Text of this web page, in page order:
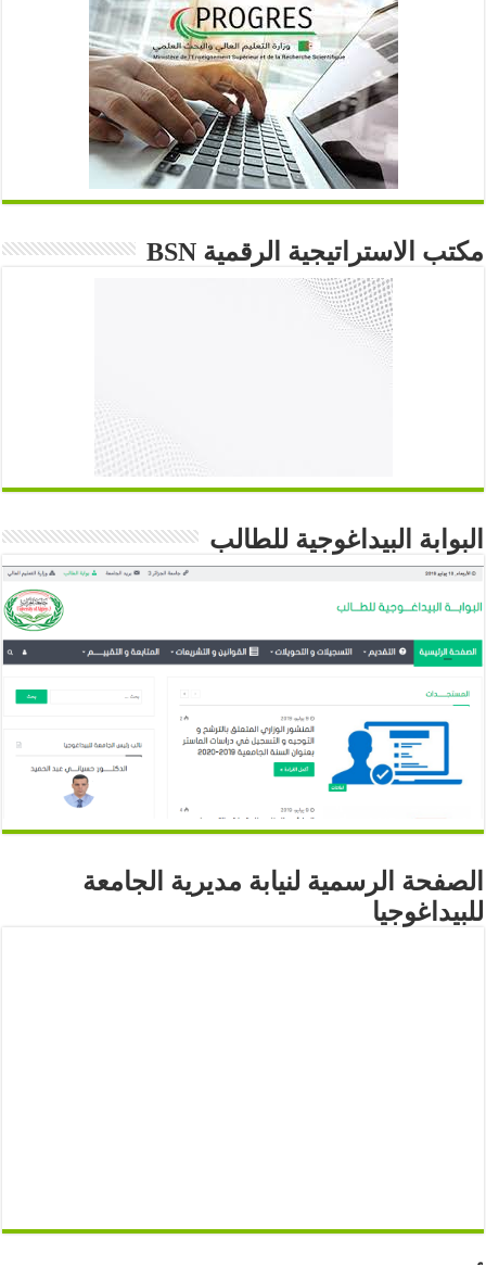
مكتب الاستراتيجية الرقمية BSN
البوابة البيداغوجية للطالب
الصفحة الرسمية لنيابة مديرية الجامعة
للبيداغوجيا